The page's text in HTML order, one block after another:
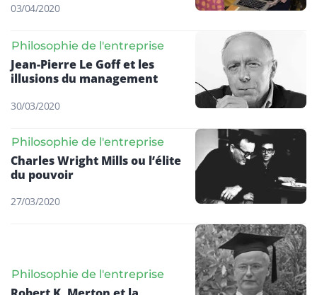
03/04/2020
Philosophie de l'entreprise
Jean-Pierre Le Goff et les
illusions du management
30/03/2020
Philosophie de l'entreprise
Charles Wright Mills ou l’élite
du pouvoir
27/03/2020
Philosophie de l'entreprise